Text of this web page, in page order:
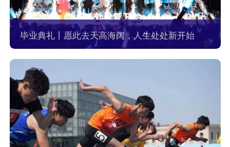
毕业典礼丨愿此去天高海阔，人生处处新开始